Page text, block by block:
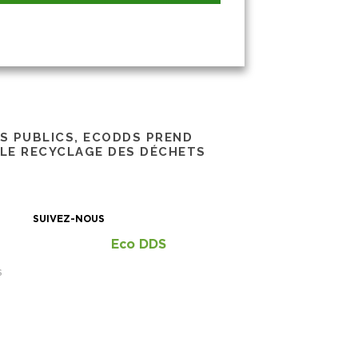
PUBLICS, ECODDS PREND
RECYCLAGE DES DÉCHETS
SUIVEZ-NOUS
Eco DDS